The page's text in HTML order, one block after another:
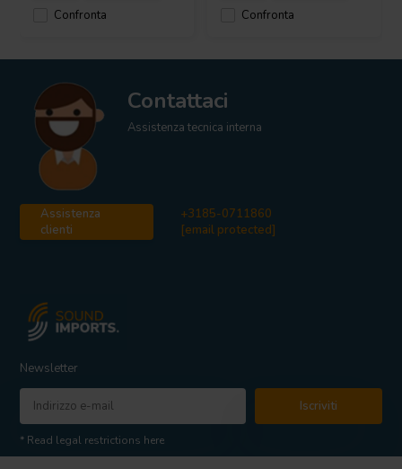
Confronta Confronta
Contattaci
Assistenza tecnica interna
Assistenza
clienti
+3185-0711860
[email protected]
Newsletter
Iscriviti
* Read legal restrictions here